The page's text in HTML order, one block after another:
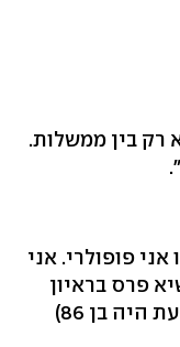
רק בין ממשלות.
פופולרי. אני
פרס בראיון